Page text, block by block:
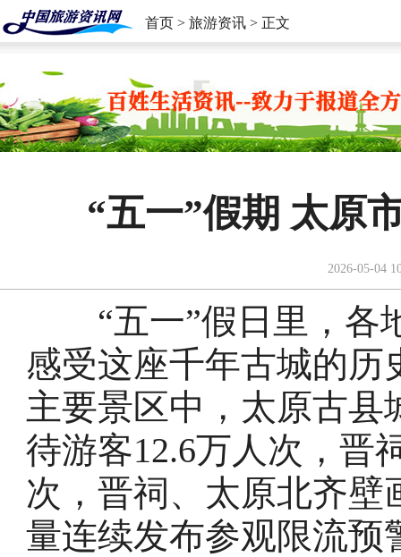
首页 > 旅游资讯 > 正文
“五一”假期 太原
2026-05-04
“五一”假日里，各
感受这座千年古城的历
主要景区中，太原古县
待游客12.6万人次，晋
次，晋祠、太原北齐
量连续发布参观限流预